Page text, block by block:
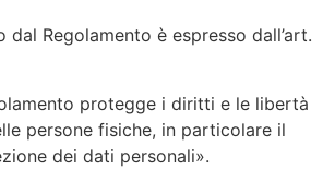
dal Regolamento è espresso dall’art.
protegge i diritti e le libertà
persone fisiche, in particolare il
dei dati personali».